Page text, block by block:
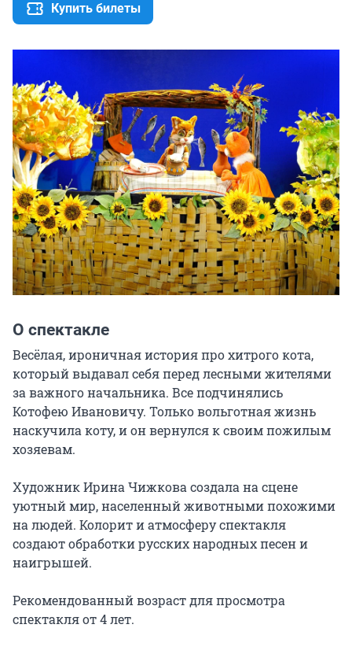
Купить билеты
О спектакле
Весёлая, ироничная история про хитрого кота,
который выдавал себя перед лесными жителями
за важного начальника. Все подчинялись
Котофею Ивановичу. Только вольготная жизнь
наскучила коту, и он вернулся к своим пожилым
хозяевам.
Художник Ирина Чижкова создала на сцене
уютный мир, населенный животными похожими
на людей. Колорит и атмосферу спектакля
создают обработки русских народных песен и
наигрышей.
Рекомендованный возраст для просмотра
спектакля от 4 лет.